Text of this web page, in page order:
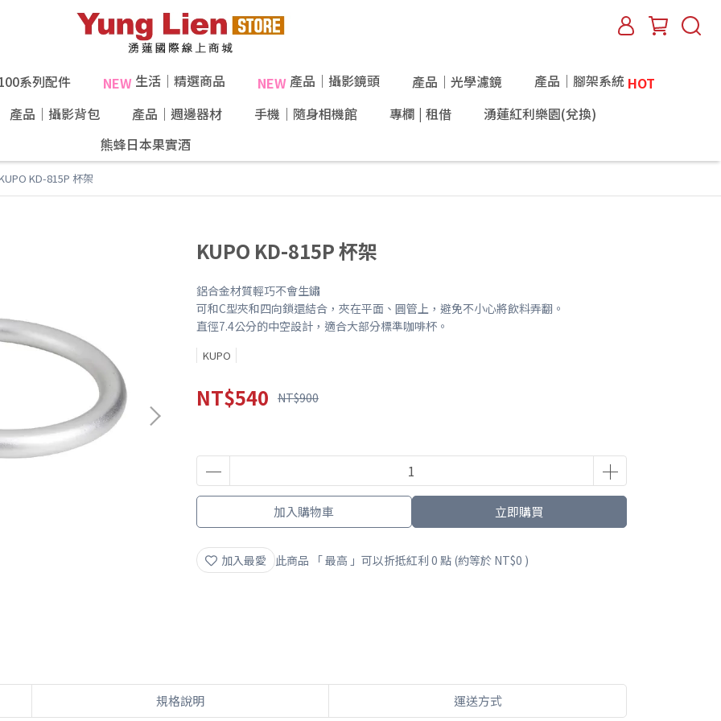
系列配件 NEW生活｜精選商品 NEW產品｜攝影鏡頭 產品｜光學濾鏡 產品｜腳架系統HOT
產品｜攝影背包
產品｜週邊器材 手機｜隨身相機館 專欄 | 租借
湧蓮紅利樂園(兌換)
熊蜂日本果實酒
KD-815P 杯架
KUPO KD-815P 杯架
鋁合金材質輕巧不會生鏽
可和C型夾和四向鎖還結合，夾在平面、圓管上，避免不小心將飲料弄翻。
直徑7.4公分的中空設計，適合大部分標準咖啡杯。
KUPO
NT$540 NT$900
加入購物車 立即購買
加入最愛 此商品 「 最高 」可以折抵紅利 0 點 (約等於 NT$0 )
規格說明 運送方式